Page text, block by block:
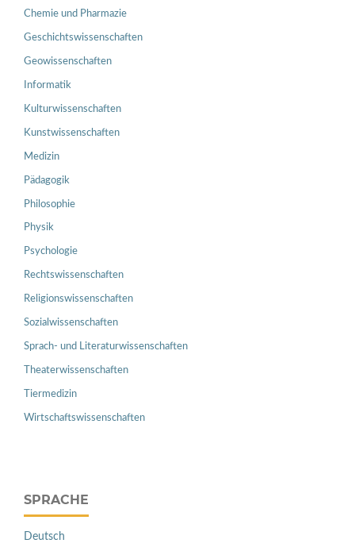
Chemie und Pharmazie
Geschichtswissenschaften
Geowissenschaften
Informatik
Kulturwissenschaften
Kunstwissenschaften
Medizin
Pädagogik
Philosophie
Physik
Psychologie
Rechtswissenschaften
Religionswissenschaften
Sozialwissenschaften
Sprach- und Literaturwissenschaften
Theaterwissenschaften
Tiermedizin
Wirtschaftswissenschaften
SPRACHE
Deutsch